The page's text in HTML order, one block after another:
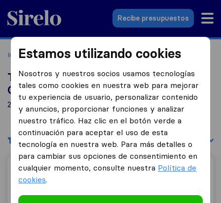
Sirelo.es
Recibe presupuestos
Inicio Empresas de mudanzas Cullera
Top 10 empresas de mudanzas en
Cullera
2 empresas de mudanzas encontradas en Cullera
Filtrar Ordenar por:
Esrac Mudanzas
Estamos utilizando cookies
Nosotros y nuestros socios usamos tecnologías
tales como cookies en nuestra web para mejorar
tu experiencia de usuario, personalizar contenido
y anuncios, proporcionar funciones y analizar
nuestro tráfico. Haz clic en el botón verde a
continuación para aceptar el uso de esta
tecnología en nuestra web. Para más detalles o
para cambiar sus opciones de consentimiento en
cualquier momento, consulte nuestra Política de
cookies.